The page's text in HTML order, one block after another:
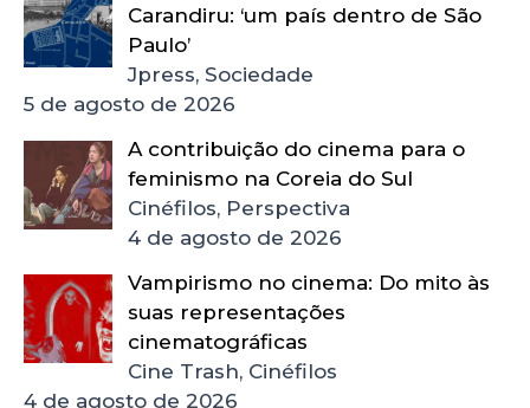
Carandiru: ‘um país dentro de São
Paulo’
Jpress, Sociedade
5 de agosto de 2026
A contribuição do cinema para o
feminismo na Coreia do Sul
Cinéfilos, Perspectiva
4 de agosto de 2026
Vampirismo no cinema: Do mito às
suas representações
cinematográficas
Cine Trash, Cinéfilos
4 de agosto de 2026